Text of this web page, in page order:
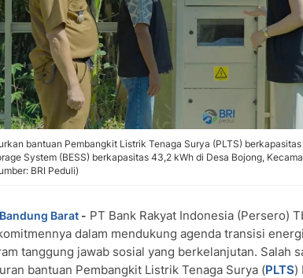
bantuan Pembangkit Listrik Tenaga Surya (PLTS)
System (BESS) berkapasitas 43,2 kWh di Desa Bojong,
BRI Peduli)
Bandung Barat - PT Bank Rakyat Indonesia (Persero)
dalam mendukung agenda transisi
tanggung jawab sosial yang berkelanjutan. Salah
bantuan Pembangkit Listrik Tenaga Surya (PLTS)